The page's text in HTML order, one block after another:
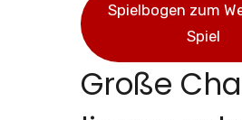
Spielbogen zum
Spiel
Große